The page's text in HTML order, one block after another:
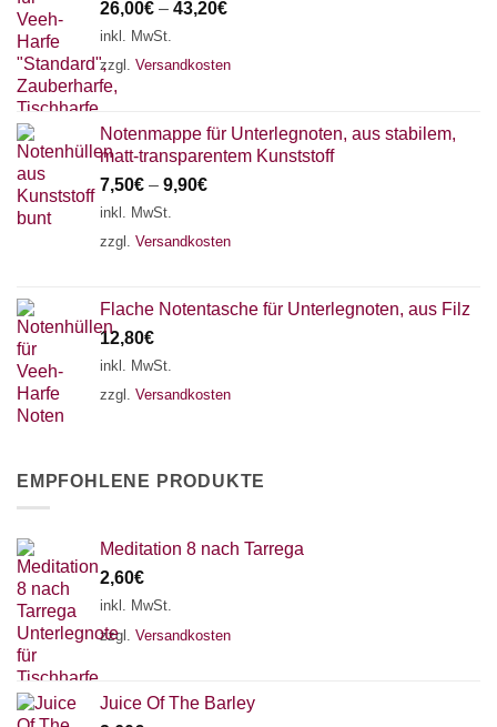
26,00€ – 43,20€
inkl. MwSt.
zzgl. Versandkosten
Notenmappe für Unterlegnoten, aus stabilem,
matt-transparentem Kunststoff
7,50€ – 9,90€
inkl. MwSt.
zzgl. Versandkosten
Flache Notentasche für Unterlegnoten, aus Filz
12,80€
inkl. MwSt.
zzgl. Versandkosten
EMPFOHLENE PRODUKTE
Meditation 8 nach Tarrega
2,60€
inkl. MwSt.
zzgl. Versandkosten
Juice Of The Barley